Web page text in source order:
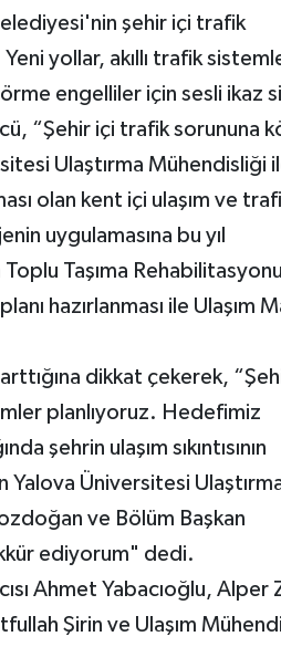
şehir içi trafik
yollar, akıllı trafik
engelliler için sesli ikaz
“Şehir içi trafik sorununa
Ulaştırma Mühendisliği
olan kent içi ulaşım ve
uygulamasına bu yıl
Taşıma
hazırlanması ile Ulaşım
dikkat çekerek,
planlıyoruz. Hedefimiz
şehrin ulaşım sıkıntısının
Yalova Üniversitesi
ve Bölüm Başkan
ediyorum" dedi.
Ahmet Yabacıoğlu, Alper
Şirin ve Ulaşım